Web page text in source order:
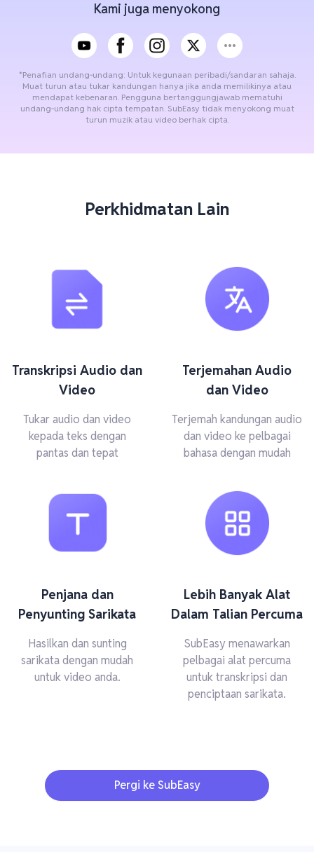
Kami juga menyokong
*Penafian undang‑undang: Untuk kegunaan peribadi/sandaran sahaja.
Muat turun atau tukar kandungan hanya jika anda memilikinya atau
mendapat kebenaran. Pengguna bertanggungjawab mematuhi
undang‑undang hak cipta tempatan. SubEasy tidak menyokong muat
turun muzik atau video berhak cipta.
Perkhidmatan Lain
Transkripsi Audio dan
Video
Tukar audio dan video
kepada teks dengan
pantas dan tepat
Terjemahan Audio
dan Video
Terjemah kandungan audio
dan video ke pelbagai
bahasa dengan mudah
Penjana dan
Penyunting Sarikata
Hasilkan dan sunting
sarikata dengan mudah
untuk video anda.
Lebih Banyak Alat
Dalam Talian Percuma
SubEasy menawarkan
pelbagai alat percuma
untuk transkripsi dan
penciptaan sarikata.
Pergi ke SubEasy